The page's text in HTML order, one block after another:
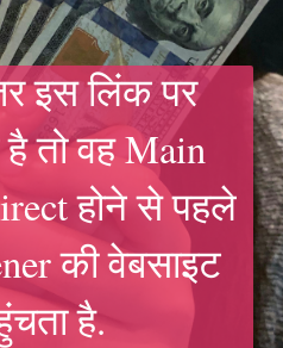
इस लिंक पर
तो वह Main
होने से पहले
की वेबसाइट
है.